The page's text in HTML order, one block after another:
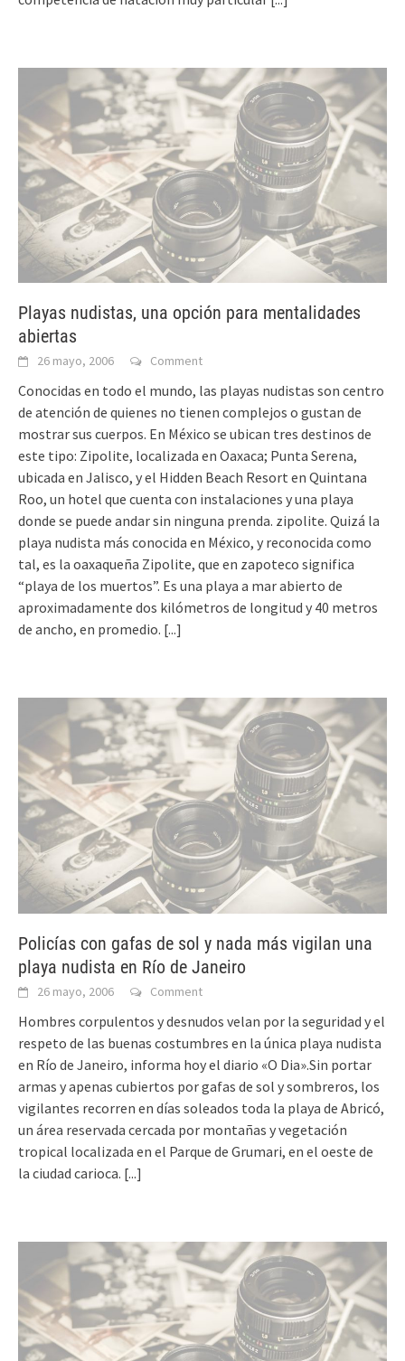
Playas nudistas, una opción para mentalidades
abiertas
26 mayo, 2006 Comment
Conocidas en todo el mundo, las playas nudistas son centro
de atención de quienes no tienen complejos o gustan de
mostrar sus cuerpos. En México se ubican tres destinos de
este tipo: Zipolite, localizada en Oaxaca; Punta Serena,
ubicada en Jalisco, y el Hidden Beach Resort en Quintana
Roo, un hotel que cuenta con instalaciones y una playa
donde se puede andar sin ninguna prenda. zipolite. Quizá la
playa nudista más conocida en México, y reconocida como
tal, es la oaxaqueña Zipolite, que en zapoteco significa
“playa de los muertos”. Es una playa a mar abierto de
aproximadamente dos kilómetros de longitud y 40 metros
de ancho, en promedio. [...]
Policías con gafas de sol y nada más vigilan una
playa nudista en Río de Janeiro
26 mayo, 2006 Comment
Hombres corpulentos y desnudos velan por la seguridad y el
respeto de las buenas costumbres en la única playa nudista
en Río de Janeiro, informa hoy el diario «O Dia».Sin portar
armas y apenas cubiertos por gafas de sol y sombreros, los
vigilantes recorren en días soleados toda la playa de Abricó,
un área reservada cercada por montañas y vegetación
tropical localizada en el Parque de Grumari, en el oeste de
la ciudad carioca. [...]